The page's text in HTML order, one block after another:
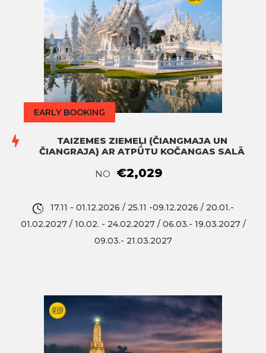
EARLY BOOKING
TAIZEMES ZIEMEĻI (ČIANGMAJA UN
ČIANGRAJA) AR ATPŪTU KOČANGAS SALĀ
NO
€2,029
17.11 - 01.12.2026 / 25.11 -09.12.2026 / 20.01.-
01.02.2027 / 10.02. - 24.02.2027 / 06.03.- 19.03.2027 /
09.03.- 21.03.2027